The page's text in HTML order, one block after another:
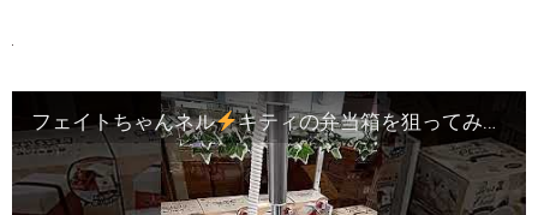
フェイトちゃんネル キティの弁当箱を狙ってみたw